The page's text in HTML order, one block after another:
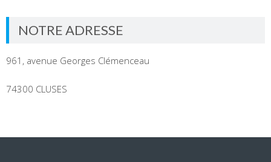
NOTRE ADRESSE
961, avenue Georges Clémenceau
74300 CLUSES